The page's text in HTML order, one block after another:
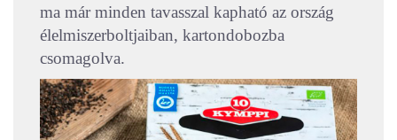
ma már minden tavasszal kapható az ország
élelmiszerboltjaiban, kartondobozba
csomagolva.